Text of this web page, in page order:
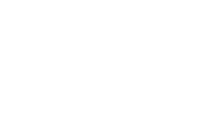
campeón de España
Ayuntamiento de
en gratitud por llevar
reconocer el esfuerzo